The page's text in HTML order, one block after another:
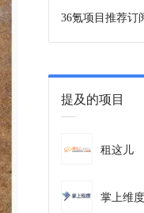
36氪项目推荐订
提及的项目
租这儿
掌上维度